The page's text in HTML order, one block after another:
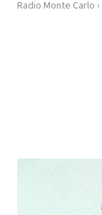
Radio Monte Carlo ›